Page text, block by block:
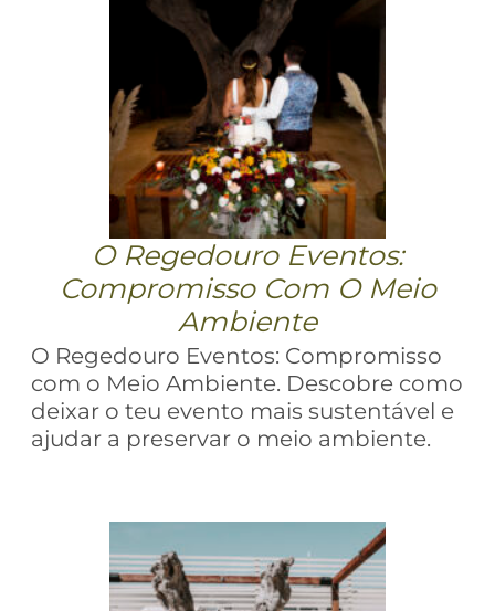
O Regedouro Eventos:
Compromisso Com O Meio
Ambiente
O Regedouro Eventos: Compromisso
com o Meio Ambiente. Descobre como
deixar o teu evento mais sustentável e
ajudar a preservar o meio ambiente.